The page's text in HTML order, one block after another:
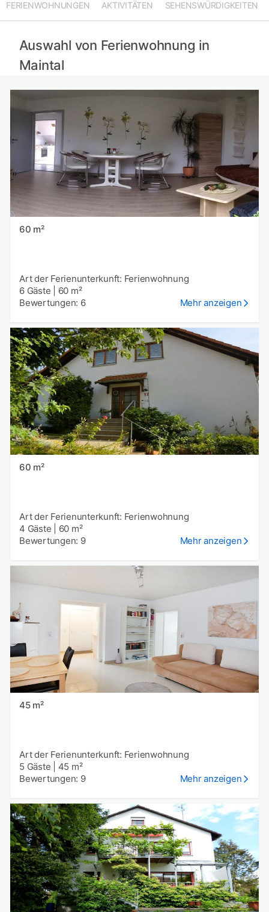
FERIENWOHNUNGEN AKTIVITÄTEN SEHENSWÜRDIGKEITEN
Auswahl von Ferienwohnung in
Maintal
60 m²
Art der Ferienunterkunft: Ferienwohnung
6 Gäste
60 m²
Bewertungen: 6
Mehr anzeigen
60 m²
Art der Ferienunterkunft: Ferienwohnung
4 Gäste
60 m²
Bewertungen: 9
Mehr anzeigen
45 m²
Art der Ferienunterkunft: Ferienwohnung
5 Gäste
45 m²
Bewertungen: 9
Mehr anzeigen